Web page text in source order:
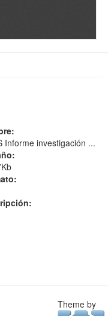
Informe investigación ...
Theme by